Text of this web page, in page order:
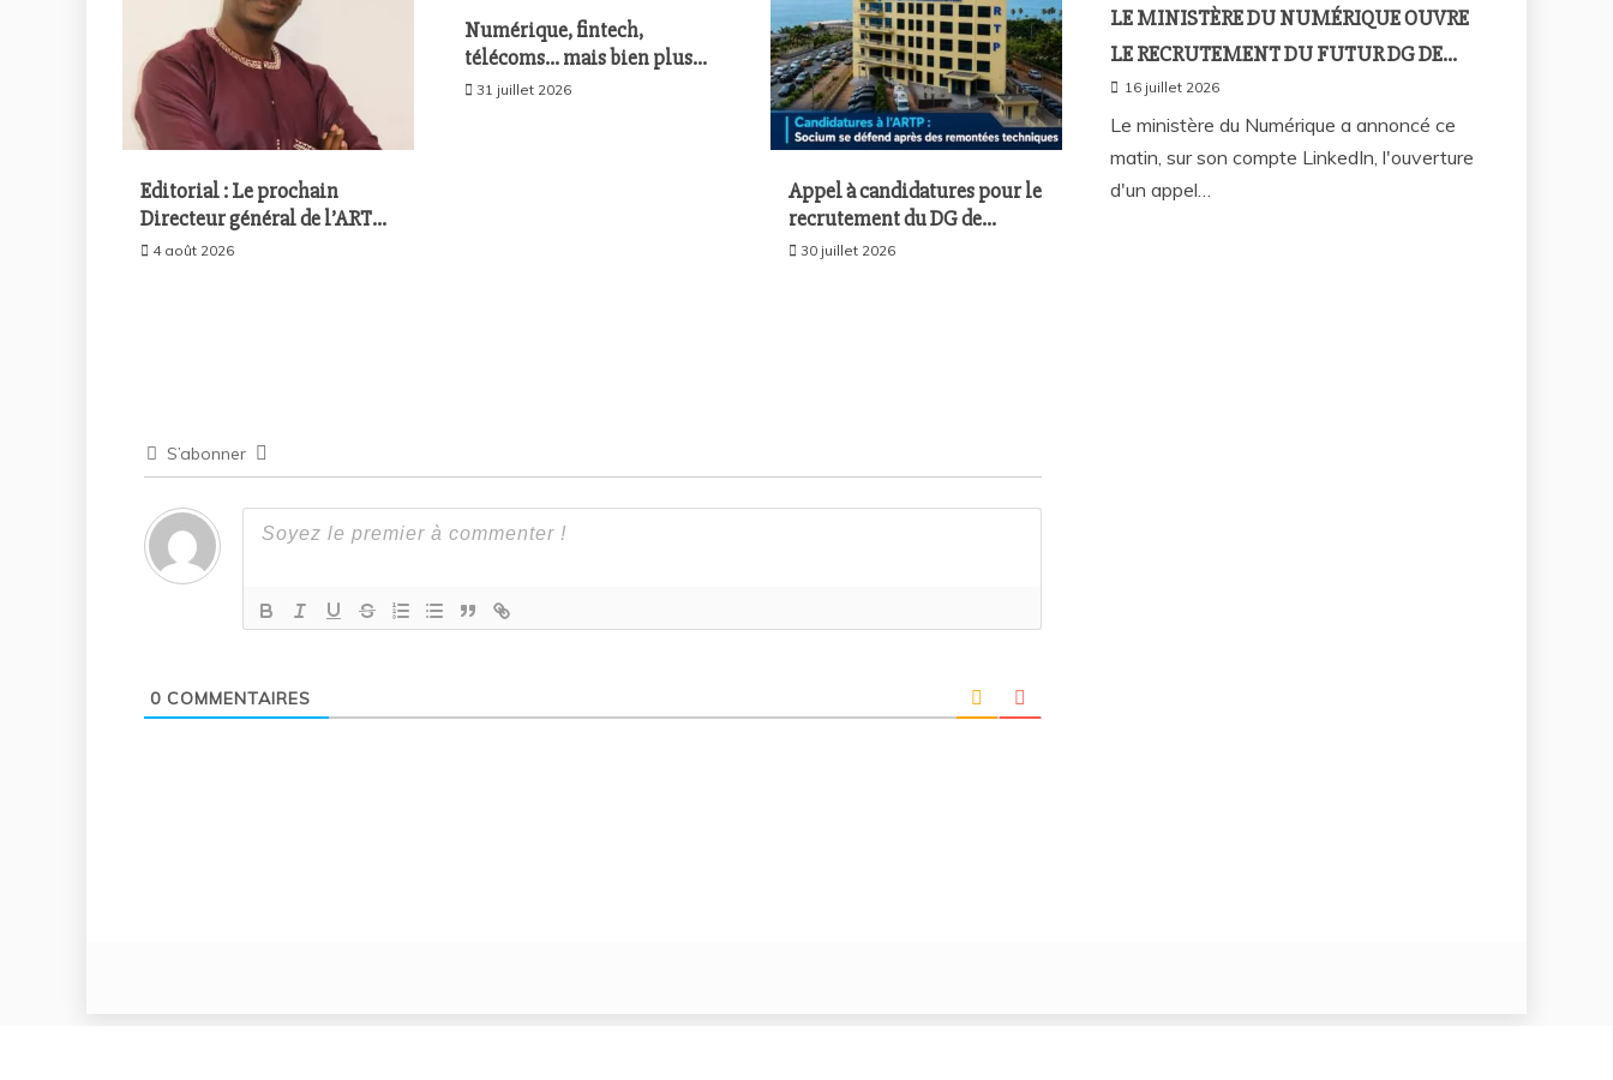
Editorial : Le prochain
Directeur général de l’ARTP
devra-t-il gérer le marché
4 août 2026
Numérique, fintech,
télécoms… mais bien plus
encore : SeptAfrique Groupe
31 juillet 2026
Appel à candidatures pour le
recrutement du DG de
l’ARTP : SOCIUM défend la
30 juillet 2026
S’abonner
0COMMENTAIRES
LE MINISTÈRE DU NUMÉRIQUE OUVRE
LE RECRUTEMENT DU FUTUR DG DE
L’ARTP : UN PREMIER PAS VERS LA
MÉRITOCRATIE RÉPUBLICAINE ?
16 juillet 2026
Le ministère du Numérique a annoncé ce
matin, sur son compte LinkedIn, l'ouverture
d'un appel…